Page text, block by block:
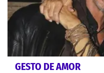
GESTO DE AMOR